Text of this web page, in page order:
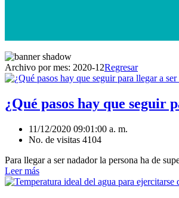
Archivo por mes: 2020-12Regresar
¿Qué pasos hay que seguir
11/12/2020 09:01:00 a. m.
No. de visitas 4104
Para llegar a ser nadador la persona ha de
Leer más